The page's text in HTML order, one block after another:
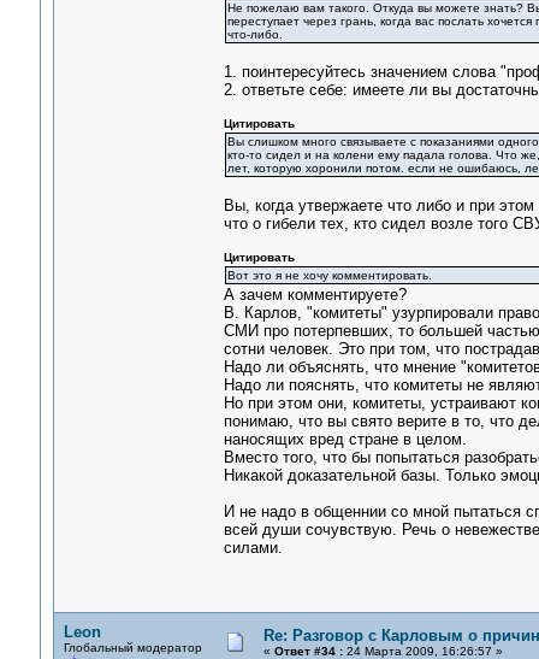
Не пожелаю вам такого. Откуда вы можете знать?
переступает через грань, когда вас послать
что-либо.
1. поинтересуйтесь значением слова
2. ответьте себе: имеете ли вы
Цитировать
Вы слишком много связываете с показаниями
кто-то сидел и на колени ему падала голова. Что
лет, которую хоронили потом. если не ошибаюсь,
Вы, когда утвержаете что либо и при
что о гибели тех, кто сидел возле того
Цитировать
Вот это я не хочу комментировать.
А зачем комментируете?
В. Карлов, "комитеты" узурпировали
СМИ про потерпевших, то большей частью
сотни человек. Это при том, что
Надо ли объяснять, что мнение
Надо ли пояснять, что комитеты не
Но при этом они, комитеты, устраивают
понимаю, что вы свято верите в то, что
наносящих вред стране в целом.
Вместо того, что бы попытаться
Никакой доказательной базы. Только
И не надо в общеннии со мной пытаться
всей души сочувствую. Речь о
силами.
Leon
Глобальный модератор
Re: Разговор с Карловым о
« Ответ #34 :24 Марта 2009, 16:26:57 »